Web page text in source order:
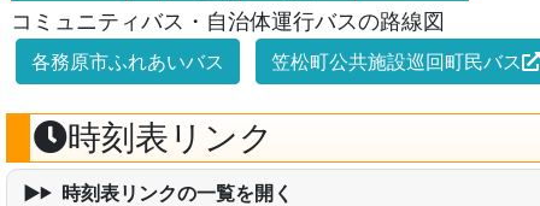
コミュニティバス・自治体運行バスの路線図
各務原市ふれあいバス 笠松町公共施設巡回町民バス
時刻表リンク
時刻表リンクの一覧を開く